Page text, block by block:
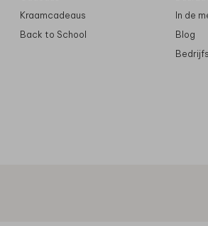
Kraamcadeaus
Back to School
In de
Blog